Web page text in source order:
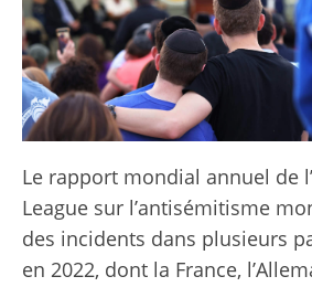
Le rapport mondial annuel de
League sur l’antisémitisme
des incidents dans plusieurs
en 2022, dont la France,